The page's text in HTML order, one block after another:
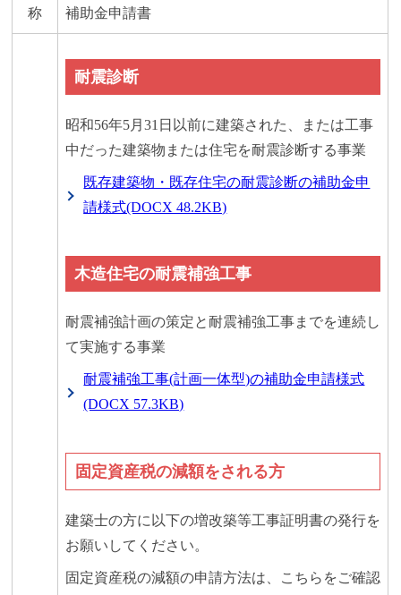
称
補助金申請書
耐震診断
昭和56年5月31日以前に建築された、または工事
中だった建築物または住宅を耐震診断する事業
既存建築物・既存住宅の耐震診断の補助金申
請様式(DOCX 48.2KB)
木造住宅の耐震補強工事
耐震補強計画の策定と耐震補強工事までを連続し
て実施する事業
耐震補強工事(計画一体型)の補助金申請様式
(DOCX 57.3KB)
固定資産税の減額をされる方
建築士の方に以下の増改築等工事証明書の発行を
お願いしてください。
固定資産税の減額の申請方法は、こちらをご確認